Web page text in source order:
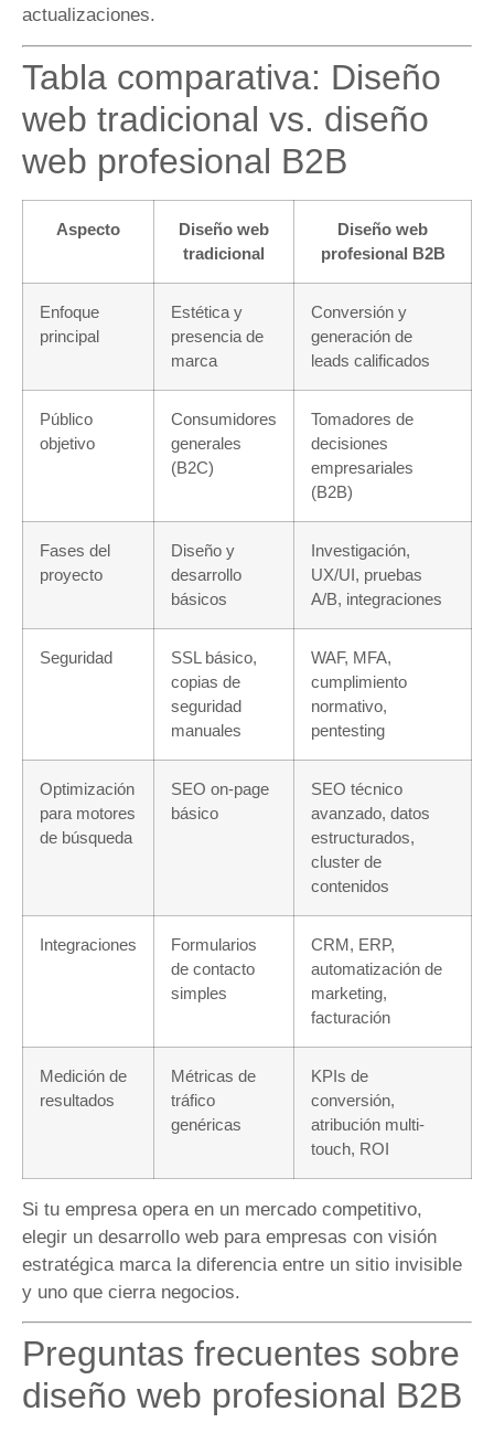
actualizaciones.
Tabla comparativa: Diseño
web tradicional vs. diseño
web profesional B2B
Aspecto
Diseño web
tradicional
Diseño web
profesional B2B
Enfoque
principal
Estética y
presencia de
marca
Conversión y
generación de
leads calificados
Público
objetivo
Consumidores
generales
(B2C)
Tomadores de
decisiones
empresariales
(B2B)
Fases del
proyecto
Diseño y
desarrollo
básicos
Investigación,
UX/UI, pruebas
A/B, integraciones
Seguridad
SSL básico,
copias de
seguridad
manuales
WAF, MFA,
cumplimiento
normativo,
pentesting
Optimización
para motores
de búsqueda
SEO on-page
básico
SEO técnico
avanzado, datos
estructurados,
cluster de
contenidos
Integraciones
Formularios
de contacto
simples
CRM, ERP,
automatización de
marketing,
facturación
Medición de
resultados
Métricas de
tráfico
genéricas
KPIs de
conversión,
atribución multi-
touch, ROI
Si tu empresa opera en un mercado competitivo,
elegir un desarrollo web para empresas con visión
estratégica marca la diferencia entre un sitio invisible
y uno que cierra negocios.
Preguntas frecuentes sobre
diseño web profesional B2B